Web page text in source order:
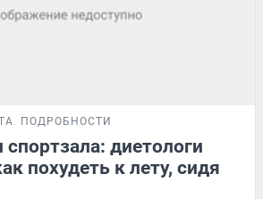
ПОДРОБНОСТИ
спортзала: диетологи
похудеть к лету, сидя